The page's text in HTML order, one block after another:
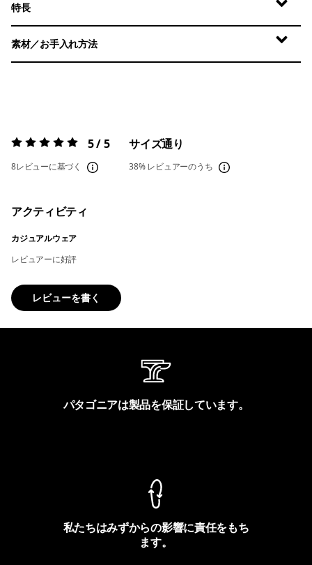
特長
素材／お手入れ方法
評価:5 / 5 5 / 5
8レビューに基づく
サイズ通り
38%レビュアーのうち
アクティビティ
カジュアルウェア
レビュアーに好評
レビューを書く
パタゴニアは製品を保証しています。
私たちはみずからの影響に責任をもち
ます。